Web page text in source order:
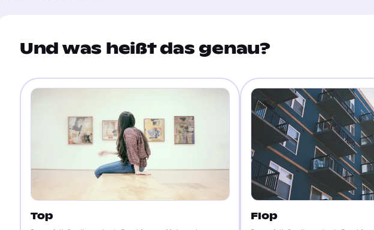
Und was heißt das genau?
Top Flop